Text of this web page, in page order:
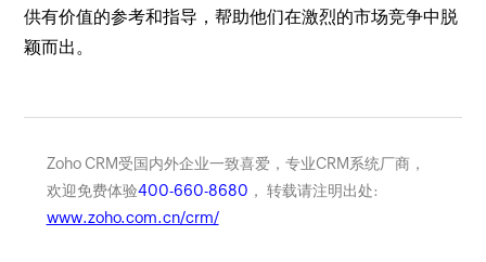
供有价值的参考和指导，帮助他们在激烈的市场竞争中脱
颖而出。
Zoho CRM受国内外企业一致喜爱，专业CRM系统厂商，
欢迎免费体验400-660-8680 ， 转载请注明出处:
www.zoho.com.cn/crm/